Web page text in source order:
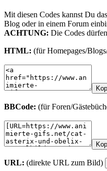
Mit diesen Codes kannst Du
Blog oder in einem Forum
ACHTUNG: Die Codes
HTML: (für Homepages/
BBCode: (für Foren/
URL: (direkte URL zum Bild)